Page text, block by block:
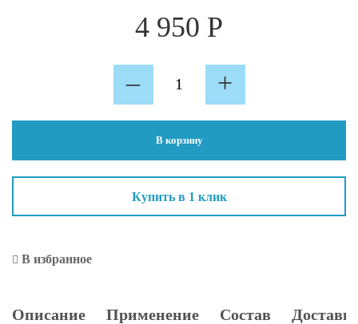
4 950 Р
–
DSD
+
В корзину
Купить в 1 клик
В избранное
Описание Применение Состав